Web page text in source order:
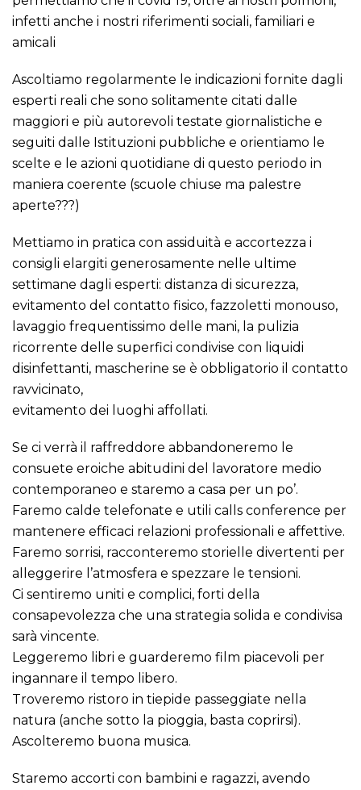
infetti anche i nostri riferimenti sociali, familiari e
amicali
Ascoltiamo regolarmente le indicazioni fornite dagli
esperti reali che sono solitamente citati dalle
maggiori e più autorevoli testate giornalistiche e
seguiti dalle Istituzioni pubbliche e orientiamo le
scelte e le azioni quotidiane di questo periodo in
maniera coerente (scuole chiuse ma palestre
aperte???)
Mettiamo in pratica con assiduità e accortezza i
consigli elargiti generosamente nelle ultime
settimane dagli esperti: distanza di sicurezza,
evitamento del contatto fisico, fazzoletti monouso,
lavaggio frequentissimo delle mani, la pulizia
ricorrente delle superfici condivise con liquidi
disinfettanti, mascherine se è obbligatorio il contatto
ravvicinato,
evitamento dei luoghi affollati.
Se ci verrà il raffreddore abbandoneremo le
consuete eroiche abitudini del lavoratore medio
contemporaneo e staremo a casa per un po’.
Faremo calde telefonate e utili calls conference per
mantenere efficaci relazioni professionali e affettive.
Faremo sorrisi, racconteremo storielle divertenti per
alleggerire l’atmosfera e spezzare le tensioni.
Ci sentiremo uniti e complici, forti della
consapevolezza che una strategia solida e condivisa
sarà vincente.
Leggeremo libri e guarderemo film piacevoli per
ingannare il tempo libero.
Troveremo ristoro in tiepide passeggiate nella
natura (anche sotto la pioggia, basta coprirsi).
Ascolteremo buona musica.
Staremo accorti con bambini e ragazzi, avendo